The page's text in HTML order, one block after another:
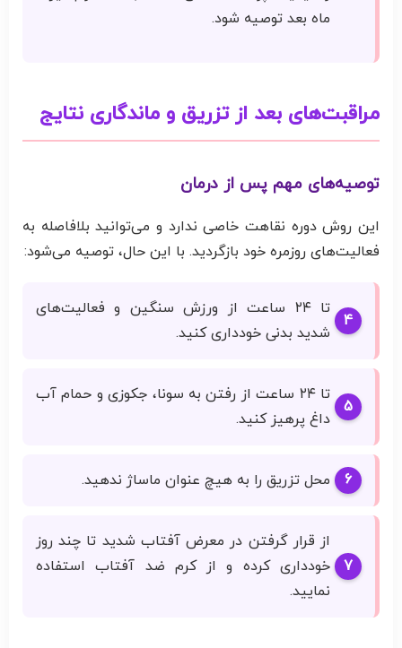
ماه بعد توصیه شود.
مراقبت‌های بعد از تزریق و ماندگاری نتایج
توصیه‌های مهم پس از درمان
این روش دوره نقاهت خاصی ندارد و می‌توانید بلافاصله به
فعالیت‌های روزمره خود بازگردید. با این حال، توصیه می‌شود:
تا ۲۴ ساعت از ورزش سنگین و فعالیت‌های
شدید بدنی خودداری کنید.
تا ۲۴ ساعت از رفتن به سونا، جکوزی و حمام آب
داغ پرهیز کنید.
محل تزریق را به هیچ عنوان ماساژ ندهید.
از قرار گرفتن در معرض آفتاب شدید تا چند روز
خودداری کرده و از کرم ضد آفتاب استفاده
نمایید.